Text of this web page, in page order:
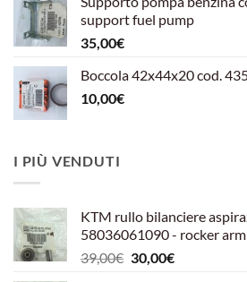
era:
599,00€.
è:
540,00€.
support fuel pump
35,00€
Boccola 42x44x20 cod.
10,00€
I PIÙ VENDUTI
KTM rullo bilanciere
58036061090 - rocker
39,00€ Il
30,00€Il